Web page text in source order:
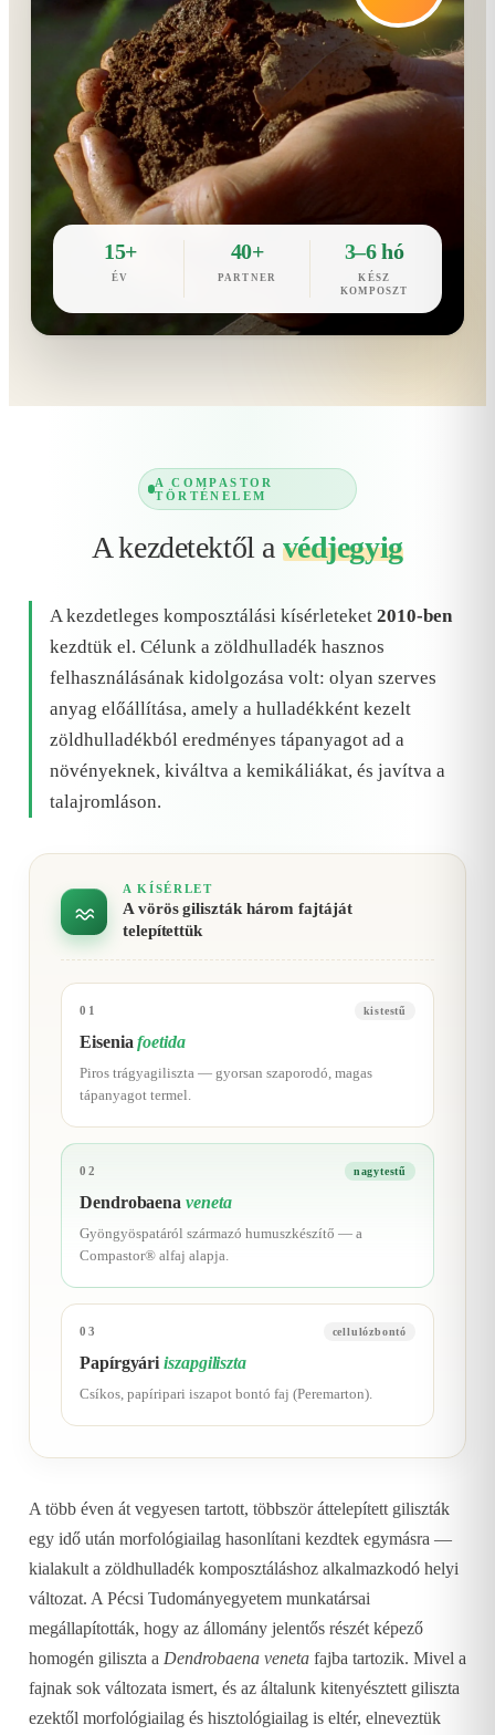
15+
ÉV
40+
PARTNER
3–6 hó
KÉSZ
KOMPOSZT
A COMPASTOR
TÖRTÉNELEM
A kezdetektől a védjegyig
A kezdetleges komposztálási kísérleteket 2010-ben
kezdtük el. Célunk a zöldhulladék hasznos
felhasználásának kidolgozása volt: olyan szerves
anyag előállítása, amely a hulladékként kezelt
zöldhulladékból eredményes tápanyagot ad a
növényeknek, kiváltva a kemikáliákat, és javítva a
talajromláson.
A KÍSÉRLET
A vörös giliszták három fajtáját
telepítettük
01 kistestű
Eiseniafoetida
Piros trágyagiliszta — gyorsan szaporodó, magas
tápanyagot termel.
02 nagytestű
Dendrobaenaveneta
Gyöngyöspatáról származó humuszkészítő — a
Compastor® alfaj alapja.
03 cellulózbontó
Papírgyáriiszapgiliszta
Csíkos, papíripari iszapot bontó faj (Peremarton).
A több éven át vegyesen tartott, többször áttelepített giliszták
egy idő után morfológiailag hasonlítani kezdtek egymásra —
kialakult a zöldhulladék komposztáláshoz alkalmazkodó helyi
változat. A Pécsi Tudományegyetem munkatársai
megállapították, hogy az állomány jelentős részét képező
homogén giliszta a Dendrobaena veneta fajba tartozik. Mivel a
fajnak sok változata ismert, és az általunk kitenyésztett giliszta
ezektől morfológiailag és hisztológiailag is eltér, elneveztük